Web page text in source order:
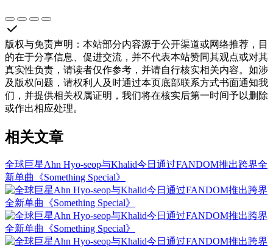
版权与免责声明 ： 本站部分内容源于公开渠道或网络推荐，目
的在于分享信息、促进交流，并不代表本站赞同其观点或对其
真实性负责，请读者仅作参考，并请自行核实相关内容。如涉
及版权问题，请权利人及时通过本页底部联系方式书面通知我
们，并提供相关权属证明，我们将在核实后第一时间予以删除
或作出相应处理。
相关文章
全球巨星Ahn Hyo-seop与Khalid今日通过FANDOM推出跨界全
新单曲《Something Special》